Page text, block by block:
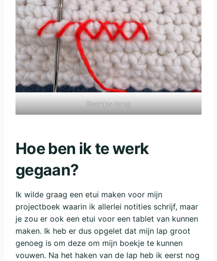
Steekjes terug
Hoe ben ik te werk
gegaan?
Ik wilde graag een etui maken voor mijn
projectboek waarin ik allerlei notities schrijf, maar
je zou er ook een etui voor een tablet van kunnen
maken. Ik heb er dus opgelet dat mijn lap groot
genoeg is om deze om mijn boekje te kunnen
vouwen. Na het haken van de lap heb ik eerst nog